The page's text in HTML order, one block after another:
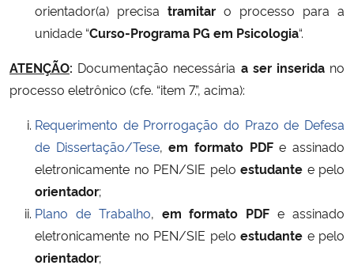
orientador(a) precisa tramitar o processo para a
unidade “Curso-Programa PG em Psicologia“.
ATENÇÃO: Documentação necessária a ser inseridano
processo eletrônico (cfe. “item 7.”, acima):
Requerimento de Prorrogação do Prazo de Defesa
de Dissertação/Tese,em formato PDFe assinado
eletronicamente no PEN/SIE pelo estudante e pelo
orientador;
Plano de Trabalho, em formato PDF e assinado
eletronicamente no PEN/SIE pelo estudante e pelo
orientador;